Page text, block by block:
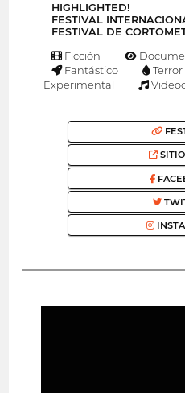
HIGHLIGHTED!
FESTIVAL
FESTIVAL DE
Ficción
Fantástico
Terror
Experimental